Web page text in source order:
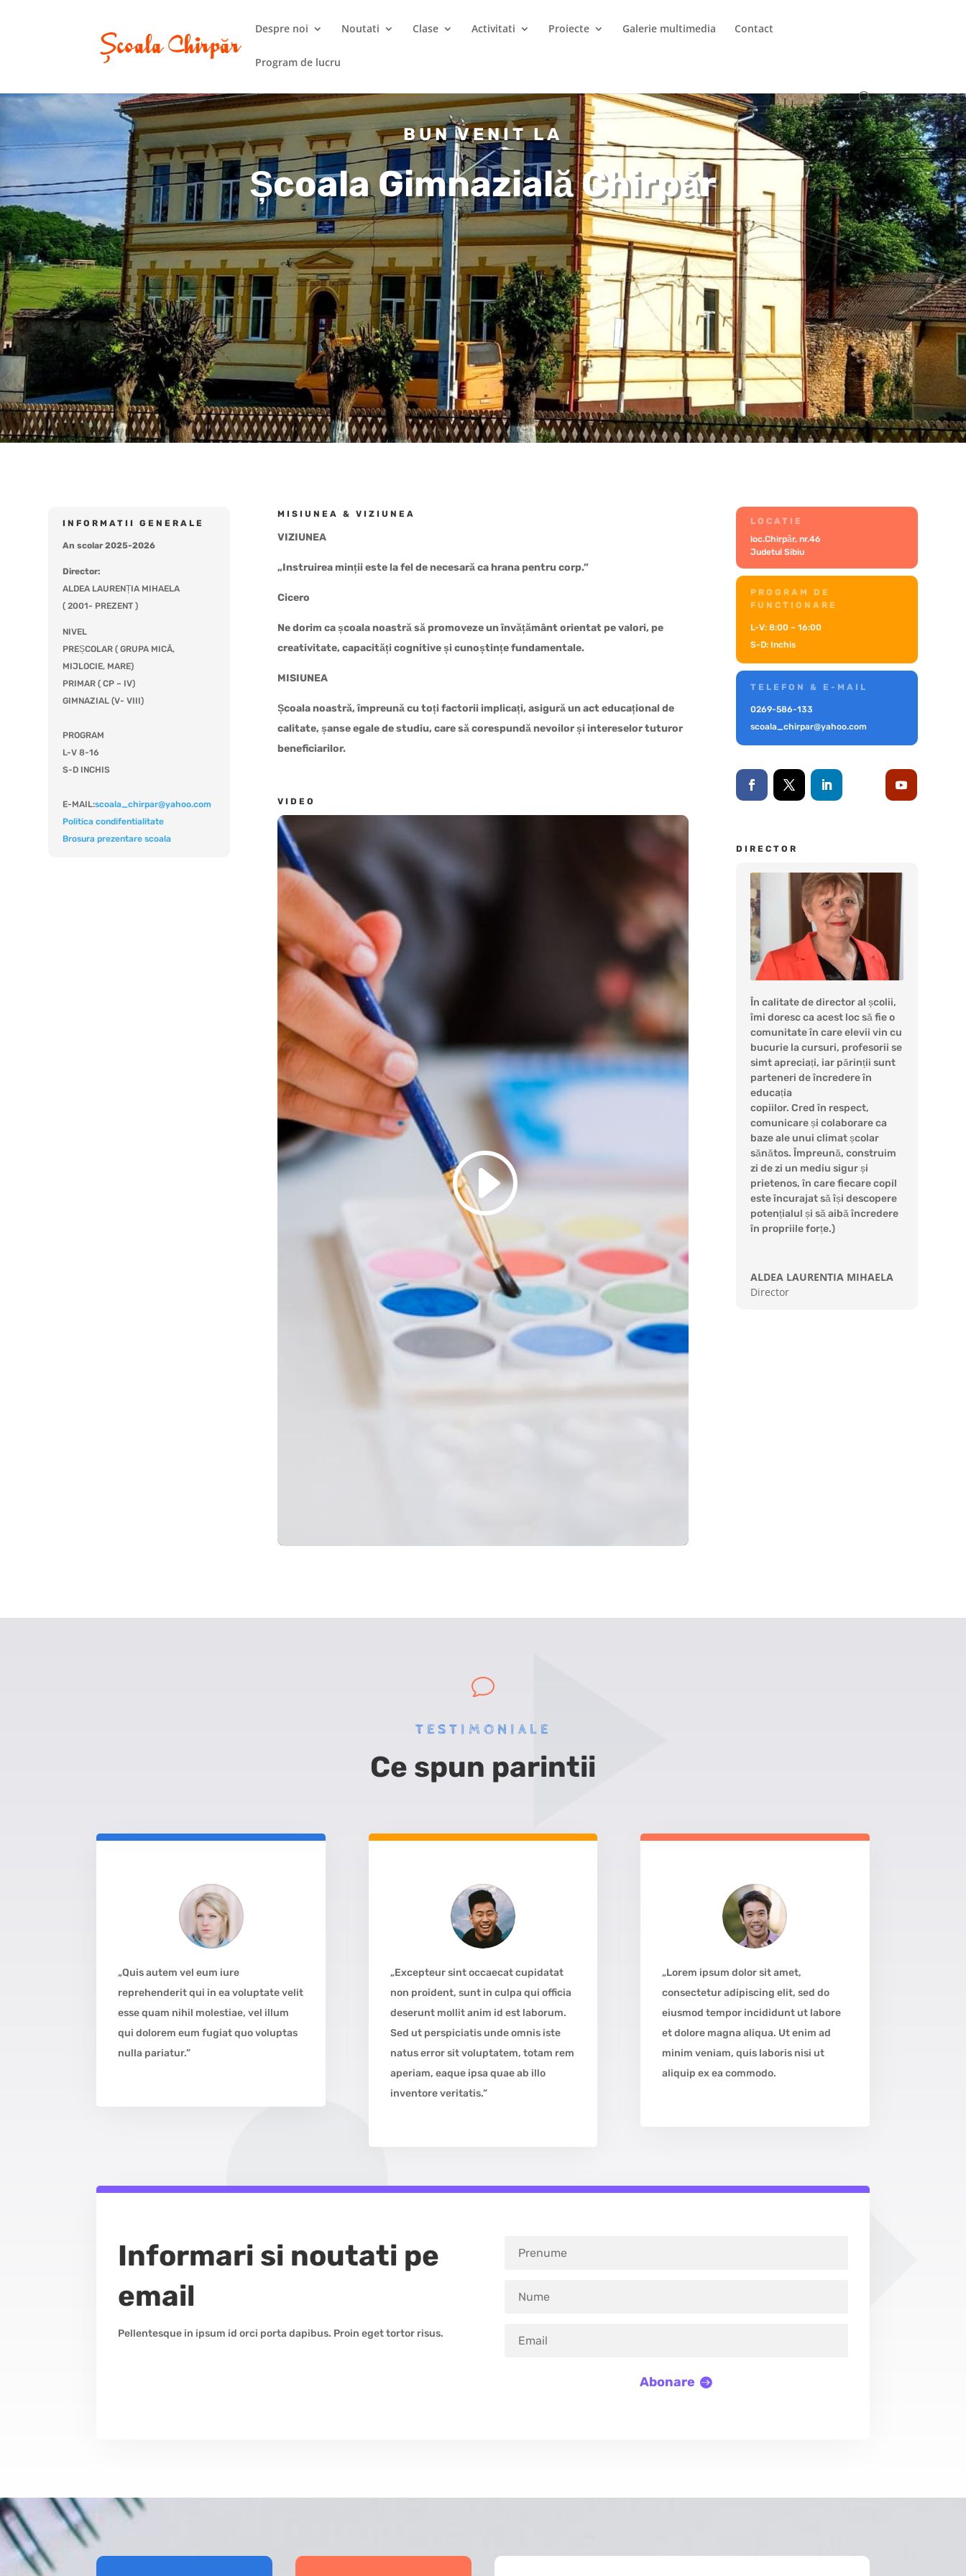
Despre noi Noutati Clase Activitati Proiecte Galerie multimedia Contact
Program de lucru
BUN VENIT LA
Școala Gimnazială Chirpăr
INFORMATII GENERALE
An scolar 2025-2026
Director:
ALDEA LAURENȚIA MIHAELA
( 2001- PREZENT )
NIVEL
PREȘCOLAR ( GRUPA MICĂ,
MIJLOCIE, MARE)
PRIMAR ( CP – IV)
GIMNAZIAL (V- VIII)
PROGRAM
L-V 8-16
S-D INCHIS
E-MAIL:scoala_chirpar@yahoo.com
Politica condifentialitate
Brosura prezentare scoala
MISIUNEA & VIZIUNEA
VIZIUNEA
„Instruirea minții este la fel de necesară ca hrana pentru corp.”
Cicero
Ne dorim ca școala noastră să promoveze un învățământ orientat pe valori, pe
creativitate, capacități cognitive și cunoștințe fundamentale.
MISIUNEA
Școala noastră, împreună cu toți factorii implicați, asigură un act educațional de
calitate, șanse egale de studiu, care să corespundă nevoilor și intereselor tuturor
beneficiarilor.
VIDEO
LOCATIE
loc.Chirpăr, nr.46
Judetul Sibiu
PROGRAM DE
FUNCTIONARE
L-V: 8:00 – 16:00
S-D: Inchis
TELEFON & E-MAIL
0269-586-133
scoala_chirpar@yahoo.com
DIRECTOR
În calitate de director al școlii,
îmi doresc ca acest loc să fie o
comunitate în care elevii vin cu
bucurie la cursuri, profesorii se
simt apreciați, iar părinții sunt
parteneri de încredere în
educația
copiilor. Cred în respect,
comunicare și colaborare ca
baze ale unui climat școlar
sănătos. Împreună, construim
zi de zi un mediu sigur și
prietenos, în care fiecare copil
este încurajat să își descopere
potențialul și să aibă încredere
în propriile forțe.)
ALDEA LAURENTIA MIHAELA
Director
v
TESTIMONIALE
Ce spun parintii
„Quis autem vel eum iure
reprehenderit qui in ea voluptate velit
esse quam nihil molestiae, vel illum
qui dolorem eum fugiat quo voluptas
nulla pariatur.”
„Excepteur sint occaecat cupidatat
non proident, sunt in culpa qui officia
deserunt mollit anim id est laborum.
Sed ut perspiciatis unde omnis iste
natus error sit voluptatem, totam rem
aperiam, eaque ipsa quae ab illo
inventore veritatis.”
„Lorem ipsum dolor sit amet,
consectetur adipiscing elit, sed do
eiusmod tempor incididunt ut labore
et dolore magna aliqua. Ut enim ad
minim veniam, quis laboris nisi ut
aliquip ex ea commodo.
Informari si noutati pe
email
Pellentesque in ipsum id orci porta dapibus. Proin eget tortor risus.
Abonare